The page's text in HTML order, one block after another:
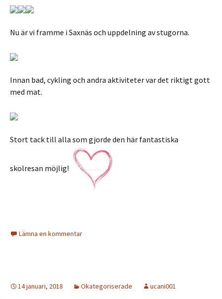
Nu är vi framme i Saxnäs och uppdelning av stugorna.
Innan bad, cykling och andra aktiviteter var det riktigt gott
med mat.
Stort tack till alla som gjorde den här fantastiska
skolresan möjlig!
Lämna en kommentar
14 januari, 2018 Okategoriserade ucani001